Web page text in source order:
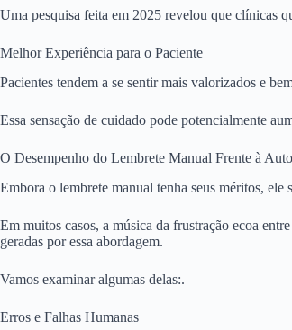
Uma pesquisa feita em 2025 revelou que clínicas
Melhor Experiência para o Paciente
Pacientes tendem a se sentir mais valorizados e
Essa sensação de cuidado pode potencialmente
O Desempenho do Lembrete Manual Frente à
Embora o lembrete manual tenha seus méritos, ele
Em muitos casos, a música da frustração ecoa
geradas por essa abordagem.
Vamos examinar algumas delas:.
Erros e Falhas Humanas